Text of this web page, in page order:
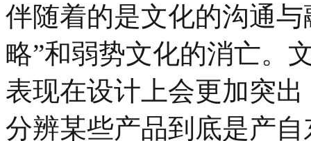
伴随着的是文化的沟通
略”和弱势文化的消亡。
表现在设计上会更加突
分辨某些产品到底是产